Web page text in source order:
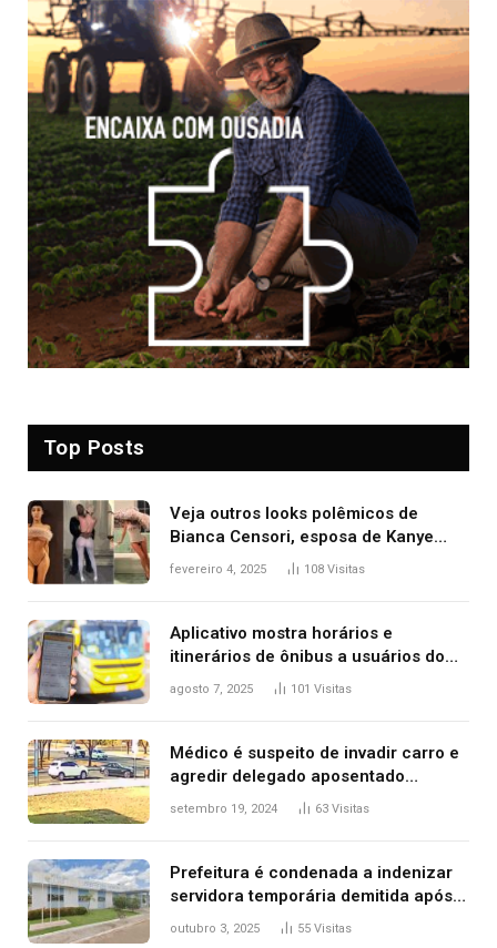
Top Posts
Veja outros looks polêmicos de
Bianca Censori, esposa de Kanye
West que apareceu nua no Grammy
fevereiro 4, 2025 108 Visitas
Aplicativo mostra horários e
itinerários de ônibus a usuários do
transporte público de Palmas; confira
agosto 7, 2025 101 Visitas
Médico é suspeito de invadir carro e
agredir delegado aposentado
durante confusão no trânsito
setembro 19, 2024 63 Visitas
Prefeitura é condenada a indenizar
servidora temporária demitida após
nascimento da filha
outubro 3, 2025 55 Visitas